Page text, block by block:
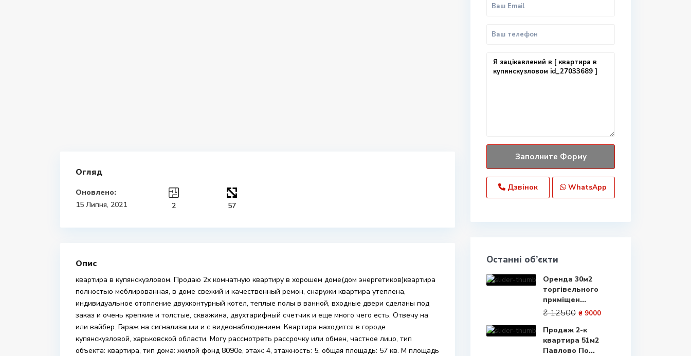
Огляд
Оновлено:
15 Липня, 2021
2 57
Опис
квартира в купянскузловом. Продаю 2х комнатную квартиру в хорошем доме(дом энергетиков)квартира
полностью меблированная, в доме свежий и качественный ремон, снаружи квартира утеплена,
индивидуальное отопление двухконтурный котел, теплые полы в ванной, входные двери сделаны под
заказ и очень крепкие и толстые, скважина, двухтарифный счетчик и еще много чего есть. Отвечу на
или вайбер. Гараж на сигнализации и с видеонаблюдением. Квартира находится в городе
купянскузловой, харьковской области. Могу рассмотреть рассрочку или обмен, частное лицо, тип
объекта: квартира, тип дома: жилой фонд 8090е, этаж: 4, этажность: 5, общая площадь: 57 кв. М площадь
Дзвінок WhatsApp
Останні об’єкти
Оренда 30м2
торгівельного
приміщен...
₴ 12500 ₴ 9000
Продаж 2-к
квартира 51м2
Павлово По...